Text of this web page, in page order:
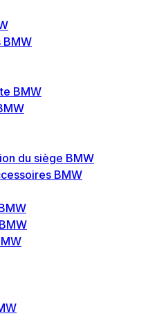
BMW
BMW
du siège BMW
BMW